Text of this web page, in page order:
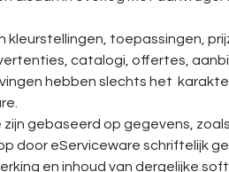
kleurstellingen, toepassingen,
catalogi, offertes,
hebben slechts het
gebaseerd op gegevens,
door eServiceware schriftelijk
en inhoud van dergelijke